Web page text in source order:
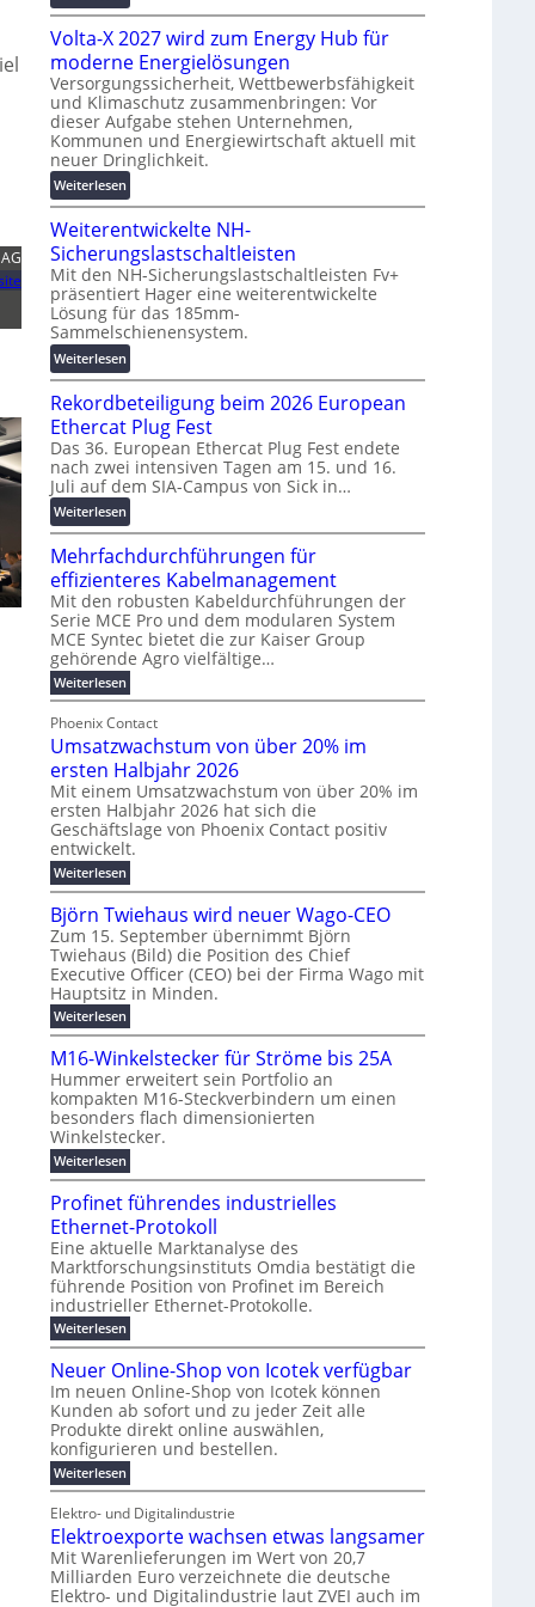
g
ö
s
u
n
g
e
n
t
z
u
n
d
d
i
i
t
a
l
e
T
r
a
n
s
p
a
r
e
n
z
M
a
s
c
h
i
n
e
n
b
a
u
:
F
o
r
s
c
h
u
n
g
s
f
ö
r
d
e
r
u
n
g
b
r
a
u
c
h
t
m
e
h
r
T
e
m
p
o
u
n
d
w
e
n
i
g
e
r
B
ü
o
k
r
a
t
i
e
Volta-X 2027 wird zum Energy Hub für
moderne Energielösungen
Versorgungssicherheit, Wettbewerbsfähigkeit
und Klimaschutz zusammenbringen: Vor
dieser Aufgabe stehen Unternehmen,
Kommunen und Energiewirtschaft aktuell mit
neuer Dringlichkeit.
Weiterlesen:
V
o
l
t
a
-
X
2
0
2
7
w
i
r
d
z
u
E
n
e
r
g
y
H
u
b
f
ü
r
m
o
d
e
r
n
e
E
n
r
g
i
e
l
ö
s
u
n
g
e
n
Weiterentwickelte NH-
Sicherungslastschaltleisten
Mit den NH-Sicherungslastschaltleisten Fv+
präsentiert Hager eine weiterentwickelte
Lösung für das 185mm-
Sammelschienensystem.
Weiterlesen:
W
e
i
t
e
r
e
n
t
c
k
e
l
t
e
N
H
-
S
i
c
h
e
r
u
n
g
s
l
s
t
s
c
h
a
l
t
l
e
s
t
e
n
Rekordbeteiligung beim 2026 European
Ethercat Plug Fest
Das 36. European Ethercat Plug Fest endete
nach zwei intensiven Tagen am 15. und 16.
Juli auf dem SIA-Campus von Sick in…
Weiterlesen:
R
e
k
o
r
d
b
e
t
e
i
l
i
g
u
n
g
b
e
i
m
2
0
2
6
E
u
r
o
p
e
a
n
E
t
h
r
c
a
t
P
l
u
g
e
s
t
Mehrfachdurchführungen für
effizienteres Kabelmanagement
Mit den robusten Kabeldurchführungen der
Serie MCE Pro und dem modularen System
MCE Syntec bietet die zur Kaiser Group
gehörende Agro vielfältige…
Weiterlesen:
M
h
r
f
a
c
h
d
u
r
c
h
f
ü
h
r
u
n
g
e
n
f
ü
r
e
ff
i
z
i
e
n
t
e
r
e
s
K
a
b
e
l
m
a
n
a
g
e
e
n
t
Phoenix Contact
Umsatzwachstum von über 20% im
ersten Halbjahr 2026
Mit einem Umsatzwachstum von über 20% im
ersten Halbjahr 2026 hat sich die
Geschäftslage von Phoenix Contact positiv
entwickelt.
Weiterlesen:
U
m
s
a
t
w
a
c
h
s
t
u
m
v
o
n
ü
e
r
2
0
%
m
e
r
t
e
n
H
a
l
b
j
a
h
r
2
0
2
Björn Twiehaus wird neuer Wago-CEO
Zum 15. September übernimmt Björn
Twiehaus (Bild) die Position des Chief
Executive Officer (CEO) bei der Firma Wago mit
Hauptsitz in Minden.
Weiterlesen:
B
ö
r
n
T
w
i
e
h
a
u
s
w
i
d
n
e
u
e
r
W
a
g
o
-
C
O
M16-Winkelstecker für Ströme bis 25A
Hummer erweitert sein Portfolio an
kompakten M16-Steckverbindern um einen
besonders flach dimensionierten
Winkelstecker.
Weiterlesen:
M
1
6
-
W
i
n
k
e
l
s
e
c
k
e
r
f
ü
r
S
r
ö
m
e
Profinet führendes industrielles
Ethernet-Protokoll
Eine aktuelle Marktanalyse des
Marktforschungsinstituts Omdia bestätigt die
führende Position von Profinet im Bereich
industrieller Ethernet-Protokolle.
Weiterlesen:
P
o
f
i
n
e
t
f
ü
h
e
n
d
e
Neuer Online-Shop von Icotek verfügbar
Im neuen Online-Shop von Icotek können
Kunden ab sofort und zu jeder Zeit alle
Produkte direkt online auswählen,
konfigurieren und bestellen.
Weiterlesen:
N
e
u
e
r
O
n
Elektro- und Digitalindustrie
Elektroexporte wachsen etwas langsamer
Mit Warenlieferungen im Wert von 20,7
Milliarden Euro verzeichnete die deutsche
Elektro- und Digitalindustrie laut ZVEI auch im